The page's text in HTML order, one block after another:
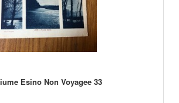
Esino Non Voyagee 33